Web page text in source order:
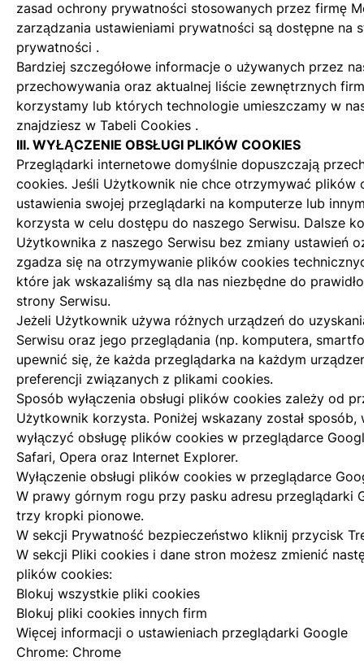
zasad ochrony prywatności stosowanych przez firmę
zarządzania ustawieniami prywatności są dostępne na
prywatności .
Bardziej szczegółowe informacje o używanych przez
przechowywania oraz aktualnej liście zewnętrznych
korzystamy lub których technologie umieszczamy w
znajdziesz w Tabeli Cookies .
III. WYŁĄCZENIE OBSŁUGI PLIKÓW COOKIES
Przeglądarki internetowe domyślnie dopuszczają
cookies. Jeśli Użytkownik nie chce otrzymywać plików
ustawienia swojej przeglądarki na komputerze lub
korzysta w celu dostępu do naszego Serwisu. Dalsze
Użytkownika z naszego Serwisu bez zmiany ustawień
zgadza się na otrzymywanie plików cookies
które jak wskazaliśmy są dla nas niezbędne do
strony Serwisu.
Jeżeli Użytkownik używa różnych urządzeń do
Serwisu oraz jego przeglądania (np. komputera,
upewnić się, że każda przeglądarka na każdym
preferencji związanych z plikami cookies.
Sposób wyłączenia obsługi plików cookies zależy od
Użytkownik korzysta. Poniżej wskazany został
wyłączyć obsługę plików cookies w przeglądarce
Safari, Opera oraz Internet Explorer.
Wyłączenie obsługi plików cookies w przeglądarce
W prawy górnym rogu przy pasku adresu przeglądarki
trzy kropki pionowe.
W sekcji Prywatność bezpieczeństwo kliknij przycisk
W sekcji Pliki cookies i dane stron możesz zmienić
plików cookies:
Blokuj wszystkie pliki cookies
Blokuj pliki cookies innych firm
Więcej informacji o ustawieniach przeglądarki Google
Chrome: Chrome